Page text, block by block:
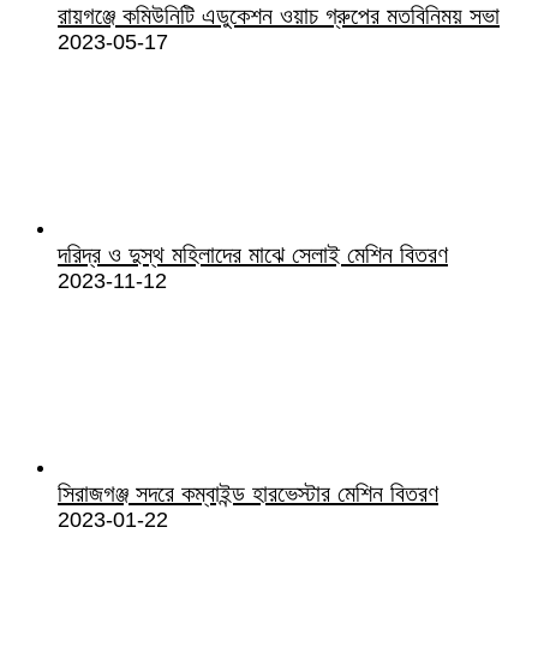
রায়গঞ্জে কমিউনিটি এডুকেশন ওয়াচ গ্রুপের মতবিনিময় সভা
2023-05-17
দরিদ্র ও দুস্থ মহিলাদের মাঝে সেলাই মেশিন বিতরণ
2023-11-12
সিরাজগঞ্জ সদরে কম্বাইন্ড হারভেস্টার মেশিন বিতরণ
2023-01-22